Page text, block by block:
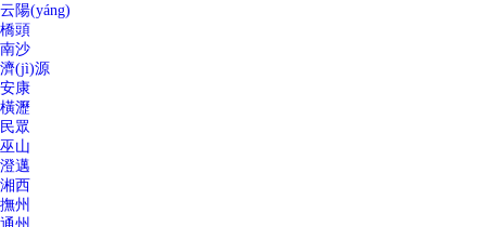
云陽(yáng)
橋頭
南沙
濟(jì)源
安康
橫瀝
民眾
巫山
澄邁
湘西
撫州